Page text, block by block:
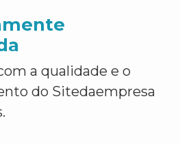
a qualidade e o
do Sitedaempresa